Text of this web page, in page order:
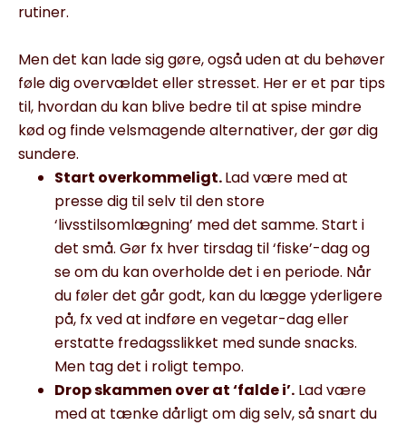
rutiner.
Men det kan lade sig gøre, også uden at du behøver
føle dig overvældet eller stresset. Her er et par tips
til, hvordan du kan blive bedre til at spise mindre
kød og finde velsmagende alternativer, der gør dig
sundere.
Start overkommeligt.Lad være med at
presse dig til selv til den store
‘livsstilsomlægning’ med det samme. Start i
det små. Gør fx hver tirsdag til ‘fiske’-dag og
se om du kan overholde det i en periode. Når
du føler det går godt, kan du lægge yderligere
på, fx ved at indføre en vegetar-dag eller
erstatte fredagsslikket med sunde snacks.
Men tag det i roligt tempo.
Drop skammen over at ‘falde i’. Lad være
med at tænke dårligt om dig selv, så snart du